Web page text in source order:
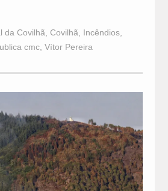
da Covilhã Covilhã Incêndios,
cmc, Vítor Pereira